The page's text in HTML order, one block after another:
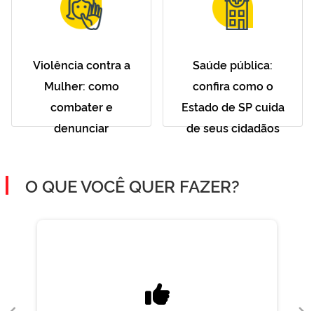
Violência contra a
Mulher: como
combater e
denunciar
Saúde pública:
confira como o
Estado de SP cuida
de seus cidadãos
O QUE VOCÊ QUER FAZER?